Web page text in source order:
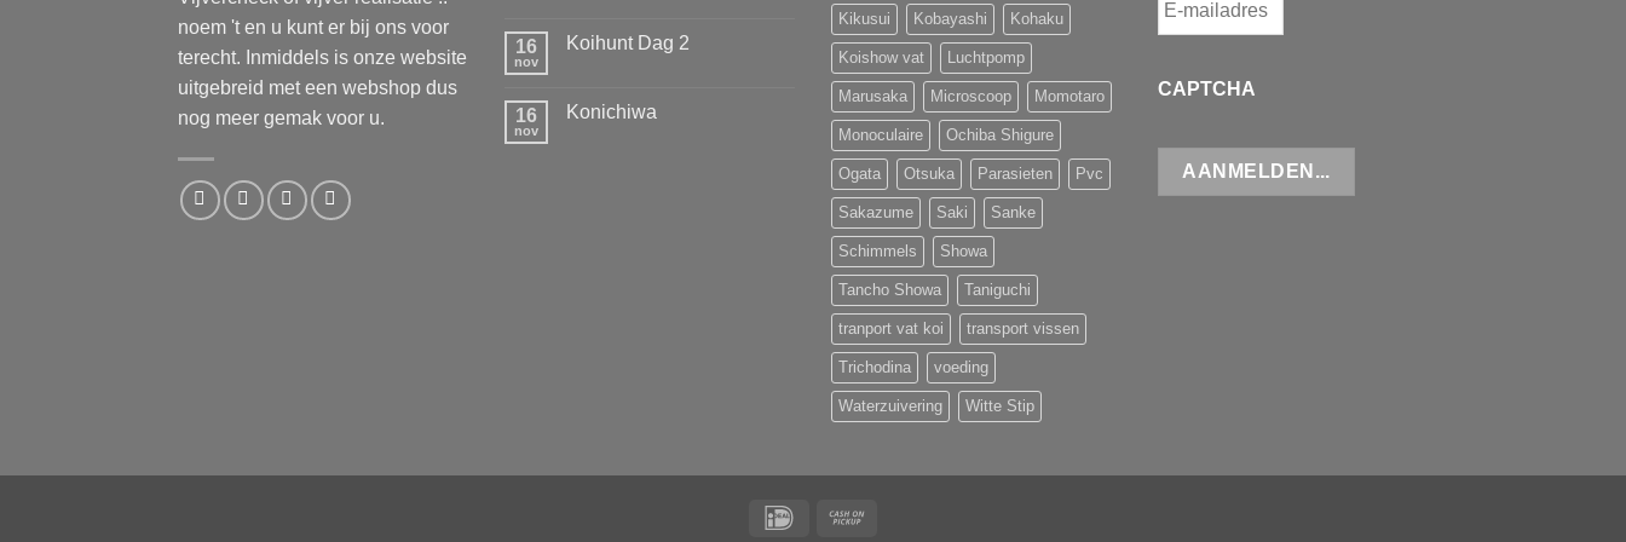
noem 't en u kunt er bij ons voor
terecht. Inmiddels is onze website
uitgebreid met een webshop dus
nog meer gemak voor u.
MOST
UNIQUE
op
Young
Koi
16
nov
Koihunt Dag 2
Koihunt
16
nov
Konichiwa
Kikusui Kobayashi Kohaku
Koishow vat Luchtpomp
Marusaka Microscoop Momotaro
Monoculaire Ochiba Shigure
Ogata Otsuka Parasieten Pvc
Sakazume Saki Sanke
Schimmels Showa
Tancho Showa Taniguchi
tranport vat koi transport vissen
Trichodina voeding
Waterzuivering Witte Stip
CAPTCHA
IDeal